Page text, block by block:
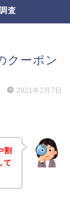
査
クーポン
2021年2月7日
割
て